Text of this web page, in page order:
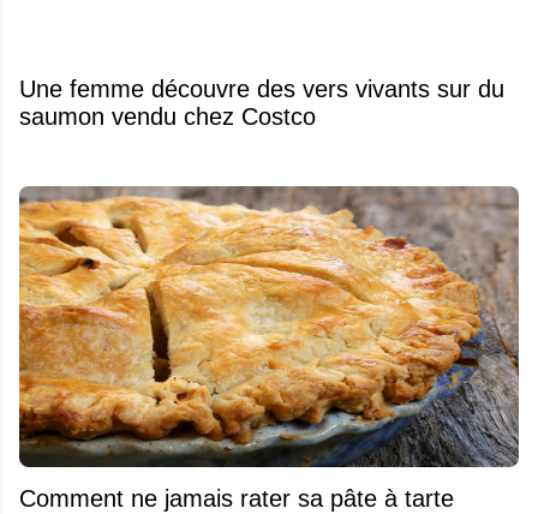
Une femme découvre des vers vivants sur du
saumon vendu chez Costco
Comment ne jamais rater sa pâte à tarte